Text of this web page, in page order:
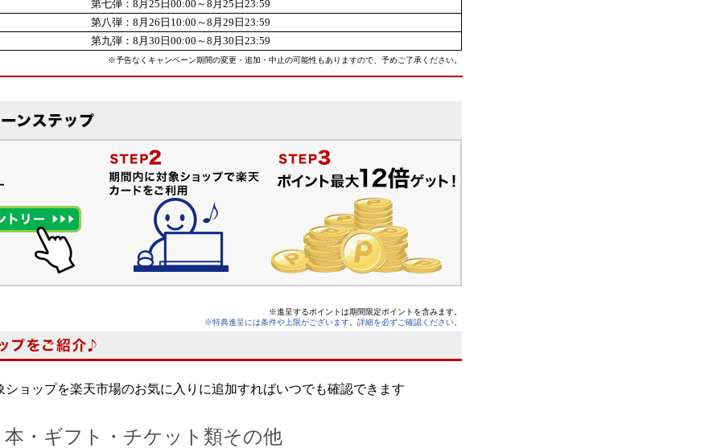
第七弾：8月25日00:00～8月25日23:59
第八弾：8月26日10:00～8月29日23:59
第九弾：8月30日00:00～8月30日23:59
※予告なくキャンペーン期間の変更・追加・中止の可能性もありますので、予めご了承ください。
※進呈するポイントは期間限定ポイントを含みます。
※特典進呈には条件や上限がございます。詳細を必ずご確認ください。
ショップを楽天市場のお気に入りに追加すればいつでも確認できます
本・ギフト・チケット類その他